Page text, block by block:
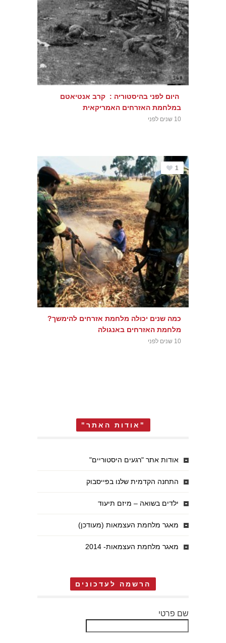
היום לפני בהיסטוריה : קרב אנטיאטם
במלחמת האזרחים האמריקאית
10 שנים לפני
1
כמה שנים יכולה מלחמת אזרחים להימשך?
מלחמת האזרחים באנגולה
10 שנים לפני
"אודות האתר"
אודות אתר "רגעים היסטוריים"
התחנה הקדמית שלנו בפייסבוק
ילדים בשואה – מיזם תיעוד
מאגר מלחמת העצמאות (מעודכן)
מאגר מלחמת העצמאות- 2014
הרשמה לעדכונים
שם פרטי